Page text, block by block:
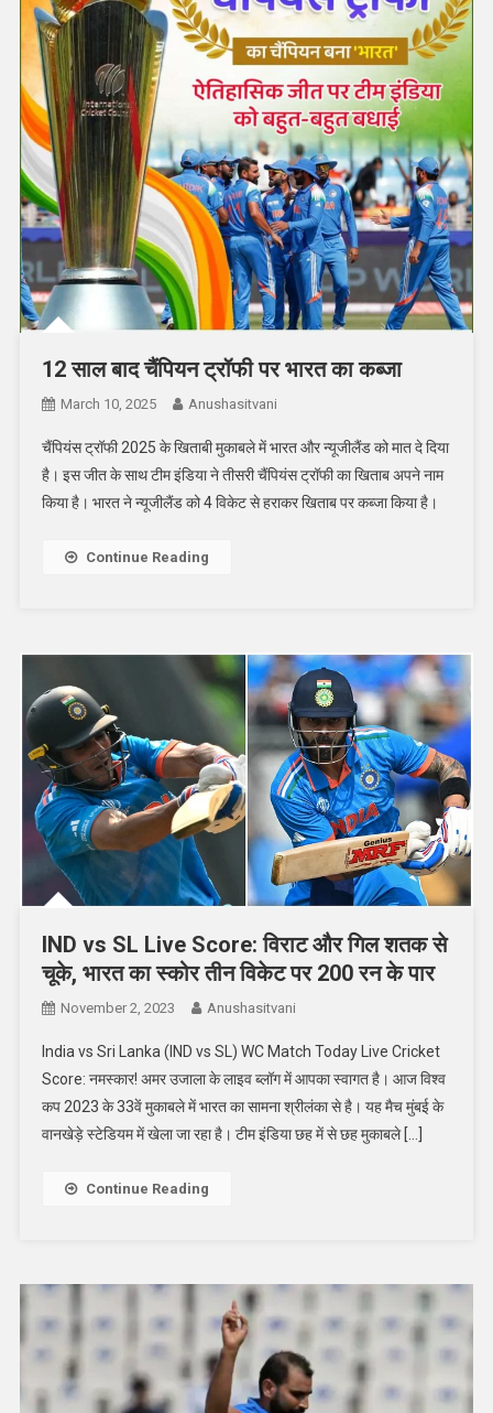
12 साल बाद चैंपियन ट्रॉफी पर भारत का कब्जा
March 10, 2025 Anushasitvani
चैंपियंस ट्रॉफी 2025 के खिताबी मुकाबले में भारत और न्यूजीलैंड को मात दे दिया
है। इस जीत के साथ टीम इंडिया ने तीसरी चैंपियंस ट्रॉफी का खिताब अपने नाम
किया है। भारत ने न्यूजीलैंड को 4 विकेट से हराकर खिताब पर कब्जा किया है।
Continue Reading
IND vs SL Live Score: विराट और गिल शतक से
चूके, भारत का स्कोर तीन विकेट पर 200 रन के पार
November 2, 2023 Anushasitvani
India vs Sri Lanka (IND vs SL) WC Match Today Live Cricket
Score: नमस्कार! अमर उजाला के लाइव ब्लॉग में आपका स्वागत है। आज विश्व
कप 2023 के 33वें मुकाबले में भारत का सामना श्रीलंका से है। यह मैच मुंबई के
वानखेड़े स्टेडियम में खेला जा रहा है। टीम इंडिया छह में से छह मुकाबले […]
Continue Reading